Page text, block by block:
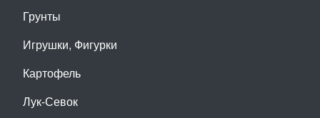
Грунты
Игрушки, Фигурки
Картофель
Лук-Севок